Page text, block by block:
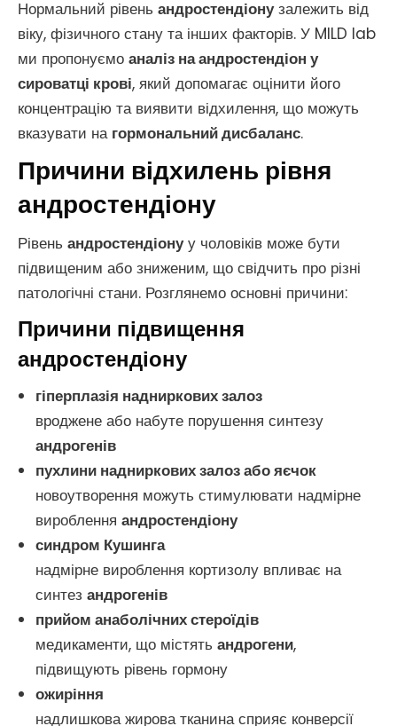
Нормальний рівень андростендіонузалежить від
віку, фізичного стану та інших факторів. У MILD lab
ми пропонуємо аналіз на андростендіон у
сироватці крові, який допомагає оцінити його
концентрацію та виявити відхилення, що можуть
вказувати на гормональний дисбаланс.
Причини відхилень рівня
андростендіону
Рівень андростендіонуу чоловіків може бути
підвищеним або зниженим, що свідчить про різні
патологічні стани. Розглянемо основні причини:
Причини підвищення
андростендіону
гіперплазія надниркових залоз
вроджене або набуте порушення синтезу
андрогенів
пухлини надниркових залоз або яєчок
новоутворення можуть стимулювати надмірне
вироблення андростендіону
синдром Кушинга
надмірне вироблення кортизолу впливає на
синтез андрогенів
прийом анаболічних стероїдів
медикаменти, що містять андрогени,
підвищують рівень гормону
ожиріння
надлишкова жирова тканина сприяє конверсії